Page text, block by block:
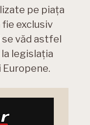
pe piața
exclusiv
văd astfel
legislația
Europene.